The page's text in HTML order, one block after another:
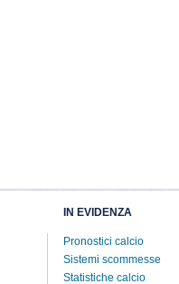
IN EVIDENZA
Pronostici calcio
Sistemi scommesse
Statistiche calcio